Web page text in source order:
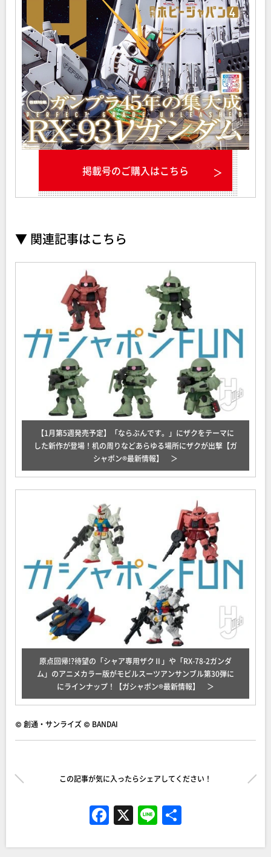
掲載号のご購入はこちら
▼ 関連記事はこちら
【1月第5週発売予定】「ならぶんです。」にザクをテーマに
した新作が登場！机の周りなどあらゆる場所にザクが出撃【ガ
シャポン®最新情報】
原点回帰!?待望の「シャア専用ザクⅡ」や「RX-78-2ガンダ
ム」のアニメカラー版がモビルスーツアンサンブル第30弾に
にラインナップ！【ガシャポン®最新情報】
© 創通・サンライズ © BANDAI
この記事が気に入ったらシェアしてください！
F
a
X Li
n